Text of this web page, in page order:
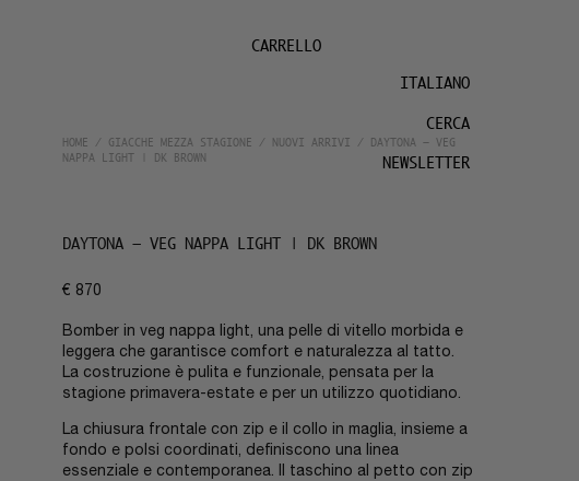
CARRELLO
ITALIANO
CERCA
NEWSLETTER
HOME / GIACCHE MEZZA STAGIONE / NUOVI ARRIVI
/ DAYTONA – VEG
NAPPA LIGHT | DK BROWN
DAYTONA – VEG NAPPA LIGHT | DK BROWN
€ 870
Bomber in veg nappa light, una pelle di vitello morbida e
leggera che garantisce comfort e naturalezza al tatto.
La costruzione è pulita e funzionale, pensata per la
stagione primavera-estate e per un utilizzo quotidiano.
La chiusura frontale con zip e il collo in maglia, insieme a
fondo e polsi coordinati, definiscono una linea
essenziale e contemporanea. Il taschino al petto con zip